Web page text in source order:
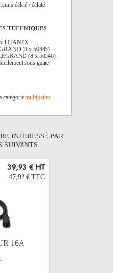
éclaté / éclaté.
TECHNIQUES
TITANEX
(8 x 50445)
(8 x 50546)
sous gaine
catégorie multipaires
INTERESSÉ PAR
SUIVANTS
39,93 € HT
47,92 € TTC
16A